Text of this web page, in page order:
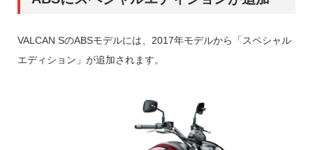
VALCAN SのABSモデルには、2017年モデルから「スペシャル
エディション」が追加されます。